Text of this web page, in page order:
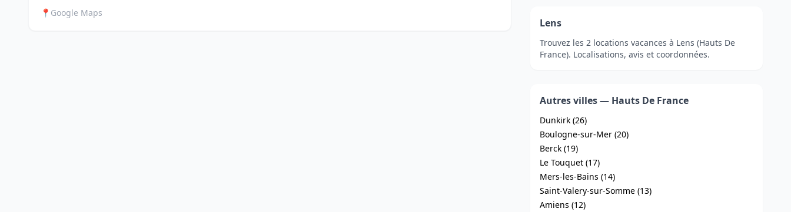
📍 Google Maps
Lens
Trouvez les 2 locations vacances à Lens (Hauts De
France). Localisations, avis et coordonnées.
Autres villes — Hauts De France
Dunkirk (26)
Boulogne-sur-Mer (20)
Berck (19)
Le Touquet (17)
Mers-les-Bains (14)
Saint-Valery-sur-Somme (13)
Amiens (12)